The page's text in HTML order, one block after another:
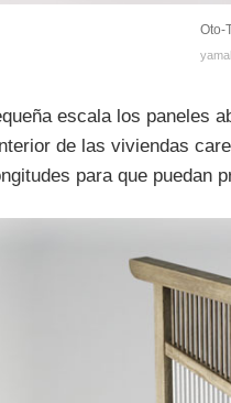
Oto-
escala los paneles
de las viviendas
para que puedan